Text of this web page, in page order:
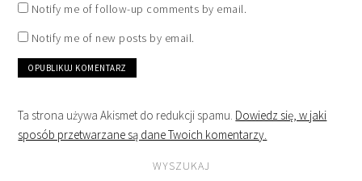
Notify me of follow-up comments by email.
Notify me of new posts by email.
Ta strona używa Akismet do redukcji spamu. Dowiedz się, w jaki
sposób przetwarzane są dane Twoich komentarzy.
WYSZUKAJ